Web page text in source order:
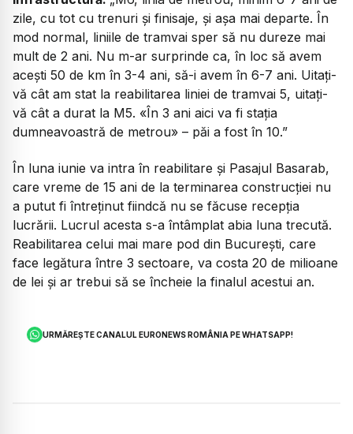
zile, cu tot cu trenuri și finisaje, și așa mai departe. În
mod normal, liniile de tramvai sper să nu dureze mai
mult de 2 ani. Nu m-ar surprinde ca, în loc să avem
acești 50 de km în 3-4 ani, să-i avem în 6-7 ani. Uitați-
vă cât am stat la reabilitarea liniei de tramvai 5, uitați-
vă cât a durat la M5. «În 3 ani aici va fi stația
dumneavoastră de metrou» – păi a fost în 10.”
În luna iunie va intra în reabilitare și Pasajul Basarab,
care vreme de 15 ani de la terminarea construcției nu
a putut fi întreținut fiindcă nu se făcuse recepția
lucrării. Lucrul acesta s-a întâmplat abia luna trecută.
Reabilitarea celui mai mare pod din București, care
face legătura între 3 sectoare, va costa 20 de milioane
de lei și ar trebui să se încheie la finalul acestui an.
URMĂREȘTE CANALUL EURONEWS ROMÂNIA PE WHATSAPP!